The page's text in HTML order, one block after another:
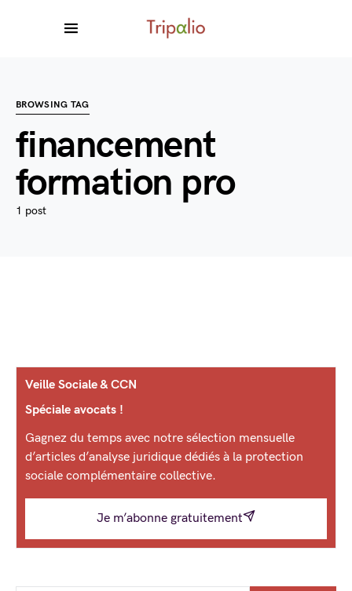
BROWSING TAG
financement
formation pro
1 post
Veille Sociale & CCN
Spéciale avocats !
Gagnez du temps avec notre sélection mensuelle
d’articles d’analyse juridique dédiés à la protection
sociale complémentaire collective.
Je m’abonne gratuitement